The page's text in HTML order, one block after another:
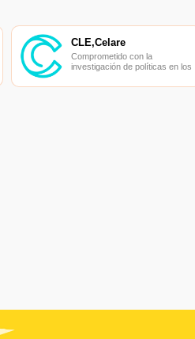
CLE,Celare
Comprometido con la
investigación de políticas en los
finanzas, las finanzas